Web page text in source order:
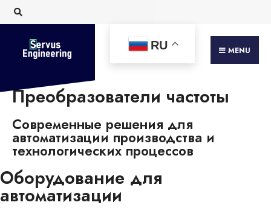
MENU
RU
Преобразователи частоты
Современные решения для
автоматизации производства и
технологических процессов
Оборудование для
автоматизации